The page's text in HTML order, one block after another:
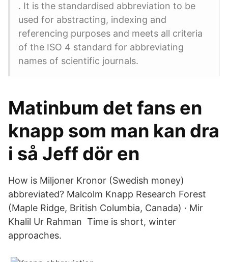
. It is the standardised abbreviation to be
used for abstracting, indexing and
referencing purposes and meets all criteria
of the ISO 4 standard for abbreviating
names of scientific journals.
Matinbum det fans en
knapp som man kan dra
i så Jeff dör en
How is Miljoner Kronor (Swedish money)
abbreviated? Malcolm Knapp Research Forest
(Maple Ridge, British Columbia, Canada) · Mir
Khalil Ur Rahman Time is short, winter
approaches.